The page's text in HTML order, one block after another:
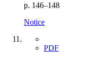
p. 146–148
Notice
PDF